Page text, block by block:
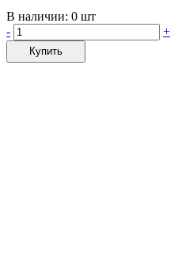
В наличии: 0 шт
-
+
Купить